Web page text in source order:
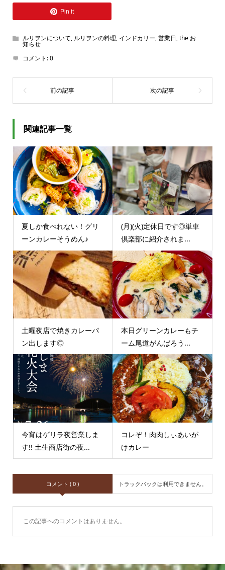
Pin it
ルリヲンについて, ルリヲンの料理, インドカリー,営業日,the お
知らせ
コメント:0
関連記事一覧
夏しか食べれない！グリ
ーンカレーそうめん♪
(月)(火)定休日です◎単車
倶楽部に紹介されま...
土曜夜店で焼きカレーパ
ン出します◎
本日グリーンカレーもチ
ーム尾道がんばろう...
今宵はゲリラ夜営業しま
す!! 土生商店街の夜...
コレぞ！肉肉しぃあいが
けカレー
コメント ( 0 ) トラックバックは利用できません。
この記事へのコメントはありません。